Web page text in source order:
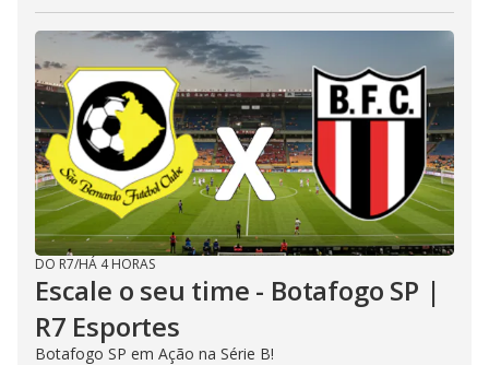
DO R7/HÁ 4 HORAS
Escale o seu time - Botafogo SP |
R7 Esportes
Botafogo SP em Ação na Série B!